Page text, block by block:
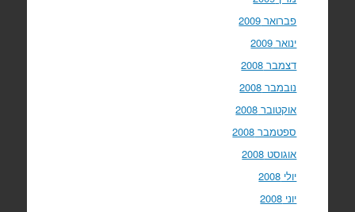
פברואר 2009
ינואר 2009
דצמבר 2008
נובמבר 2008
אוקטובר 2008
ספטמבר 2008
אוגוסט 2008
יולי 2008
יוני 2008